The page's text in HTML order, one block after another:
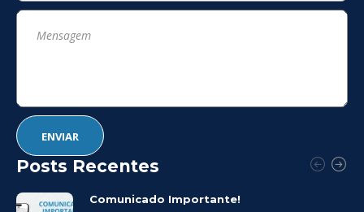
Posts Recentes
Comunicado Importante!